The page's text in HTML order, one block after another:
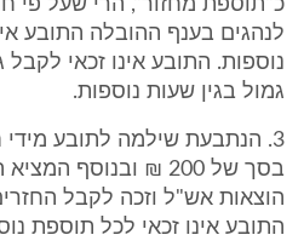
כ"תוספת מחזור", הרי שעל פי
לנהגים בענף ההובלה התובע
נוספות. התובע אינו זכאי
גמול בגין שעות נוספות.
3. הנתבעת שילמה לתובע
בסך של 200 ₪ ובנוסף
הוצאות אש"ל וזכה לקבל
התובע אינו זכאי לכל תוספת